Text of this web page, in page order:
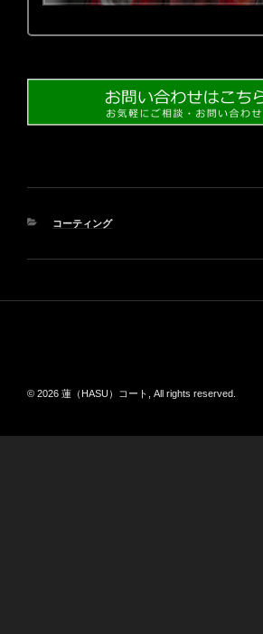
カ
コーティング
ビ
ー
© 2026 蓮（HASU）コート, All rights reserved.